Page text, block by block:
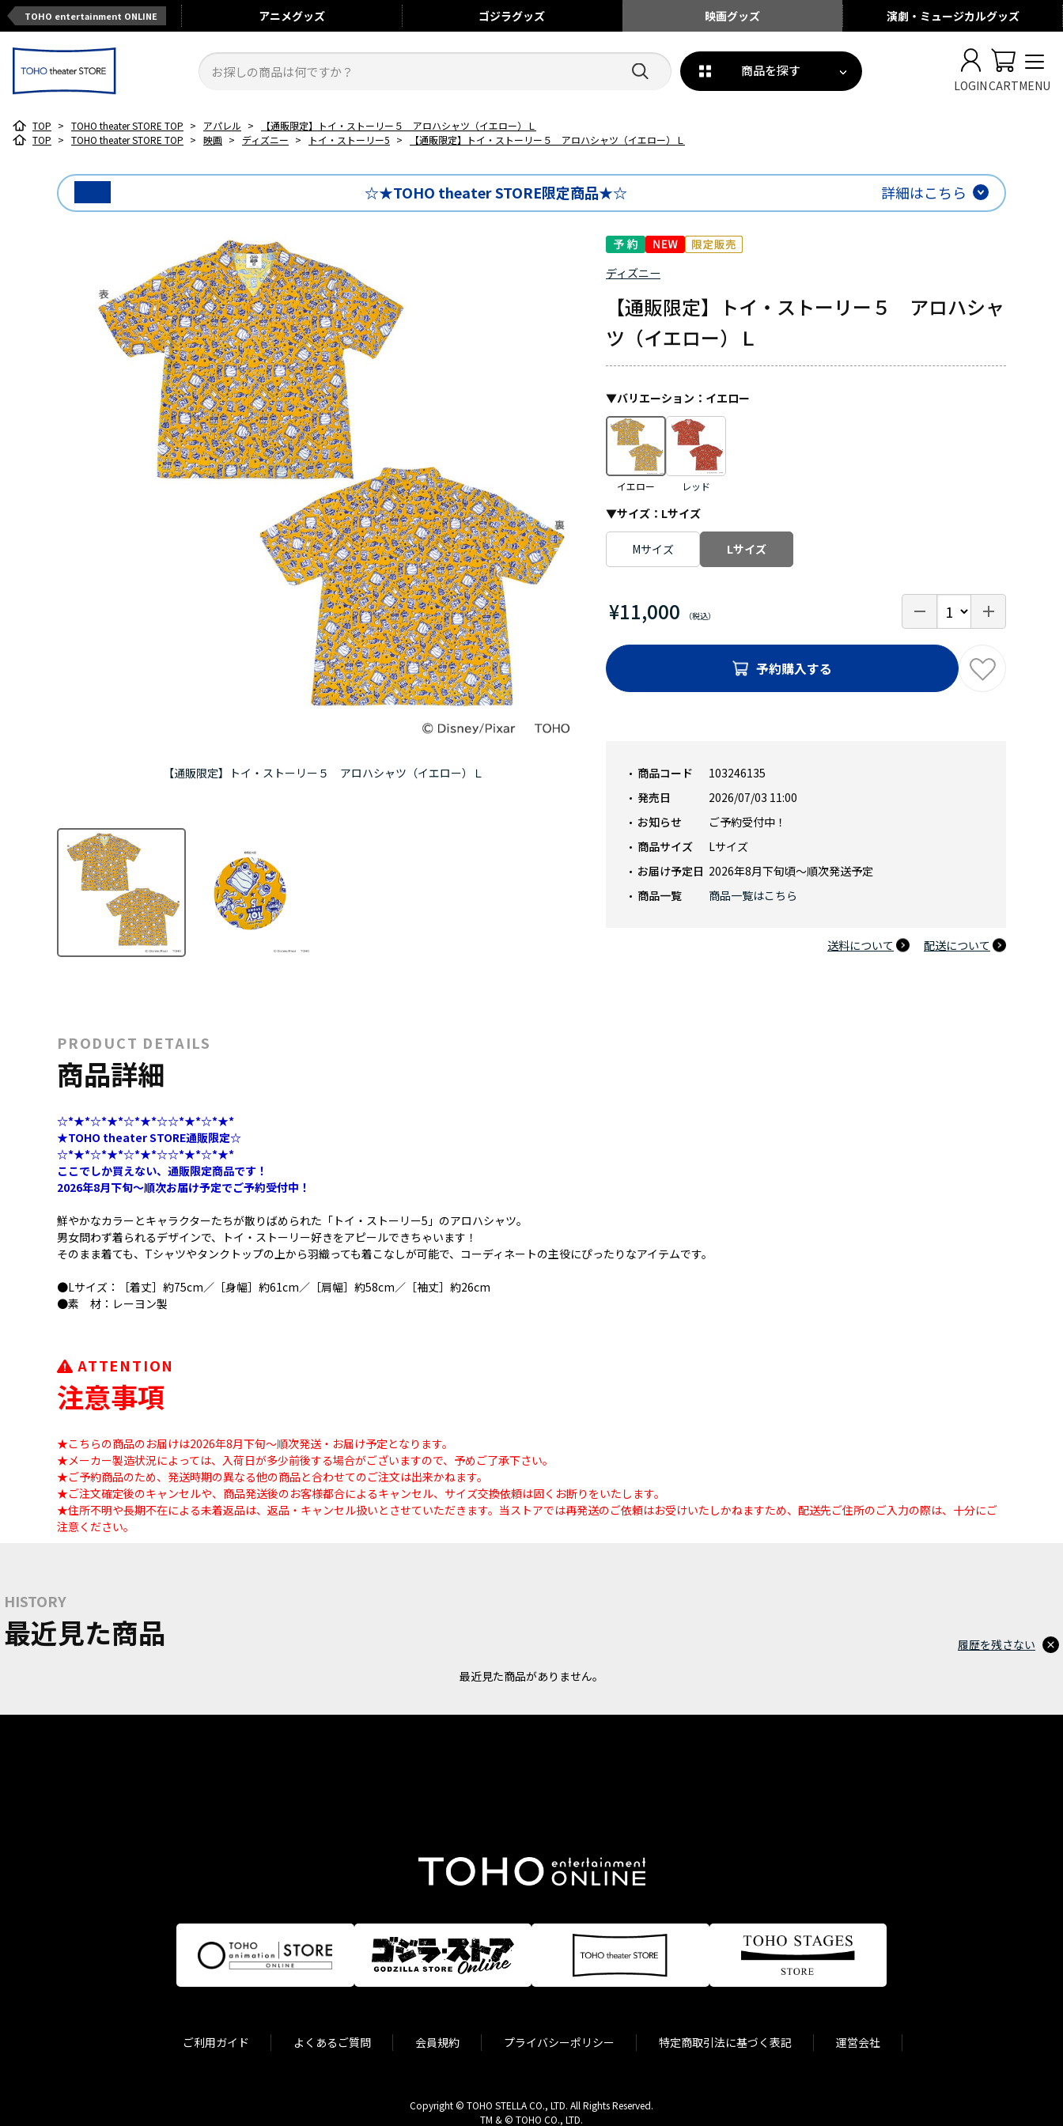
TOHO entertainment ONLINE アニメグッズ ゴジラグッズ 映画グッズ 演劇・ミュージカルグッズ
商品を探す
LOGINCARTMENU
TOP > TOHO theater STORE TOP > アパレル >
【通販限定】トイ・ストーリー５ アロハシャツ（イエロー）Ｌ
TOP > TOHO theater STORE TOP > 映画 > ディズニー > トイ・ストーリー5 > 【通販限定】トイ・ストーリー５ アロハシャツ（イエロー）Ｌ
☆★TOHO theater STORE限定商品★☆ 詳細はこちら
【通販限定】トイ・ストーリー５ アロハシャツ（イエロー）Ｌ 【通販限定】トイ・ストーリー５ アロハシャツ（イエロー）Ｌ
ディズニー
【通販限定】トイ・ストーリー５ アロハシャ
ツ（イエロー）Ｌ
¥11,000
商品コード
103246135
発売日
2026/07/03 11:00
お知らせ
ご予約受付中！
商品サイズ
Lサイズ
お届け予定日 2026年8月下旬頃～順次発送予定
商品一覧
商品一覧はこちら
送料について 配送について
▼バリエーション ： イエロー
イエロー レッド
▼サイズ： Lサイズ
Mサイズ Lサイズ
予約購入する
PRODUCT DETAILS
商品詳細
☆*★*☆*★*☆*★*☆☆*★*☆*★*
★TOHO theater STORE通販限定☆
☆*★*☆*★*☆*★*☆☆*★*☆*★*
ここでしか買えない、通販限定商品です！
2026年8月下旬～順次お届け予定でご予約受付中！
鮮やかなカラーとキャラクターたちが散りばめられた「トイ・ストーリー5」のアロハシャツ。
男女問わず着られるデザインで、トイ・ストーリー好きをアピールできちゃいます！
そのまま着ても、Tシャツやタンクトップの上から羽織っても着こなしが可能で、コーディネートの主役にぴったりなアイテムです。
●Lサイズ：［着丈］約75cm／［身幅］約61cm／［肩幅］約58cm／［袖丈］約26cm
●素 材：レーヨン製
ATTENTION
注意事項
★こちらの商品のお届けは2026年8月下旬～順次発送・お届け予定となります。
★メーカー製造状況によっては、入荷日が多少前後する場合がございますので、予めご了承下さい。
★ご予約商品のため、発送時期の異なる他の商品と合わせてのご注文は出来かねます。
★ご注文確定後のキャンセルや、商品発送後のお客様都合によるキャンセル、サイズ交換依頼は固くお断りをいたします。
★住所不明や長期不在による未着返品は、返品・キャンセル扱いとさせていただきます。当ストアでは再発送のご依頼はお受けいたしかねますため、配送先ご住所のご入力の際は、十分にご
注意ください。
HISTORY
最近見た商品
最近見た商品がありません。
履歴を残さない
ご利用ガイド よくあるご質問 会員規約 プライバシーポリシー 特定商取引法に基づく表記 運営会社
Copyright © TOHO STELLA CO., LTD. All Rights Reserved.
TM & © TOHO CO., LTD.